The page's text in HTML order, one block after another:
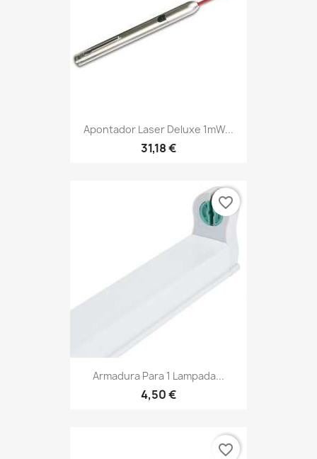
Apontador Laser Deluxe 1mW...
31,18 €
Armadura Para 1 Lampada...
4,50 €
favorite_border
favorite_border